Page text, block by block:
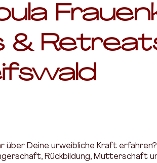
&
über Deine urweibliche Kraft
Rückbildung, Mutterschaft